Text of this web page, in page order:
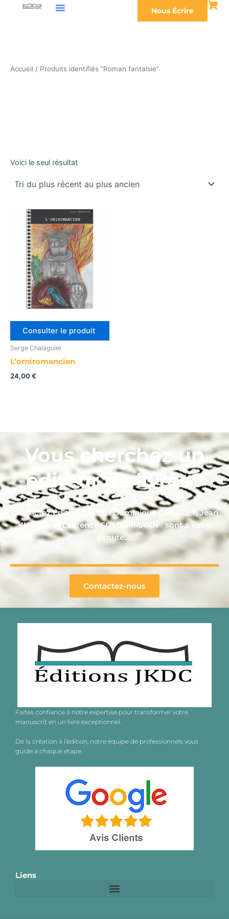
Nous Écrire
Accueil / Produits identifiés “Roman fantaisie”
Voici le seul résultat
Consulter le produit
Serge Chalaguier
L’orniromancien
24,00€
Vous cherchez un
éditeur de livres ?
Contactez Éditions JKDC ! Dominique CREUZET, Jean
KUBLER et Laurence SOLDERMANN sont à votre
écoute….
Contactez-nous
Faites confiance à notre expertise pour transformer votre
manuscrit en un livre exceptionnel.
De la création à l’édition, notre équipe de professionnels vous
guide à chaque étape.
Liens